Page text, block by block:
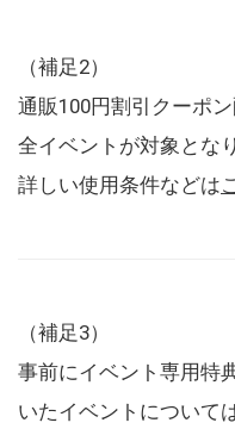
（補足2）
通販100円割引クーポ
全イベントが対象とな
詳しい使用条件などは
（補足3）
事前にイベント専用特
いたイベントについて